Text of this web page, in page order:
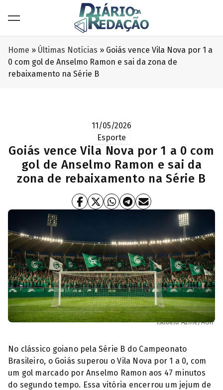
Home » Últimas Notícias » Goiás vence Vila Nova por 1 a
0 com gol de Anselmo Ramon e sai da zona de
rebaixamento na Série B
11/05/2026
Esporte
Goiás vence Vila Nova por 1 a 0 com
gol de Anselmo Ramon e sai da
zona de rebaixamento na Série B
1 de 1 Anselmo Ramon fez o gol da vitória do Goiás — Foto:
Isabela Azine/AGIF
No clássico goiano pela Série B do Campeonato
Brasileiro, o Goiás superou o Vila Nova por 1 a 0, com
um gol marcado por Anselmo Ramon aos 47 minutos
do segundo tempo. Essa vitória encerrou um jejum de